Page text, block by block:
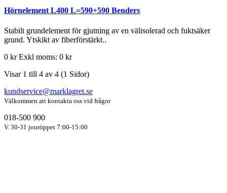
Hörnelement L400 L=590+590 Benders
Stabilt grundelement för gjutning av en välisolerad och fuktsäker
grund. Ytskikt av fiberförstärkt..
0 krExkl moms: 0 kr
Visar 1 till 4 av 4 (1 Sidor)
kundservice@marklagret.se
Välkommen att kontakta oss vid frågor
018-500 900
V. 30-31 jouröppet 7:00-15:00